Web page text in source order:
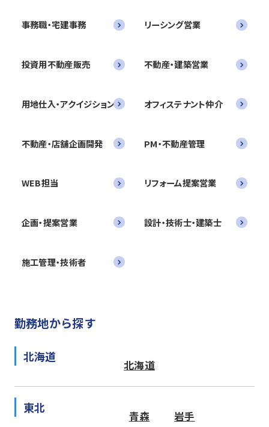
事務職・宅建事務 リーシング営業
投資用不動産販売 不動産・建築営業
用地仕入・アクイジション オフィステナント仲介
不動産・店舗企画開発 PM・不動産管理
WEB担当 リフォーム提案営業
企画・提案営業 設計・技術士・建築士
施工管理・技術者
勤務地から探す
北海道
北海道
東北
青森 岩手